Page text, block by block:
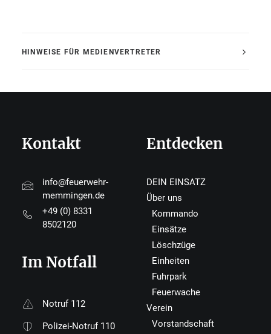
HINWEISE FÜR MEDIENVERTRETER
Kontakt
info@feuerwehr-
memmingen.de
+49 (0) 8331
8502120
Im Notfall
Notruf 112
Polizei-Notruf 110
Entdecken
DEIN EINSATZ
Über uns
Kommando
Einsätze
Löschzüge
Einheiten
Fuhrpark
Feuerwache
Verein
Vorstandschaft